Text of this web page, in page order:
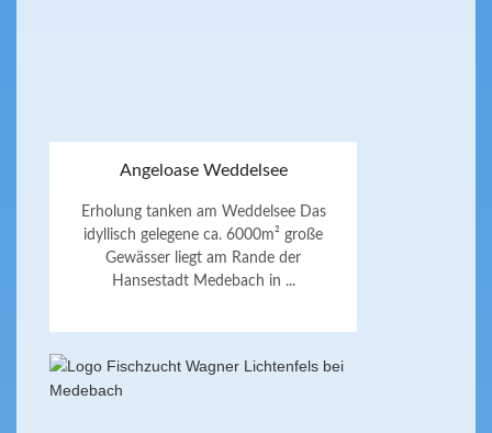
Angeloase Weddelsee
Erholung tanken am Weddelsee Das
idyllisch gelegene ca. 6000m² große
Gewässer liegt am Rande der
Hansestadt Medebach in ...